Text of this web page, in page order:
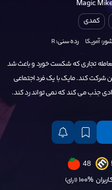
Magic
کمدی
آمریکا رده سنی:R
تجاری که شکست خورد و باعث شد
شرکت کند. مایک با یک فرد اجتماعی
جذب می کند که نمی تواند رد کند.
48
100% (1 رای)